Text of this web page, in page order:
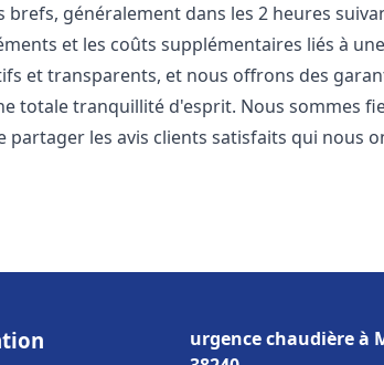
brefs, généralement dans les 2 heures
et les coûts supplémentaires liés à
et transparents, et nous offrons des
totale tranquillité d'esprit. Nous sommes
partager les avis clients satisfaits qui nous
urgence chaudière à